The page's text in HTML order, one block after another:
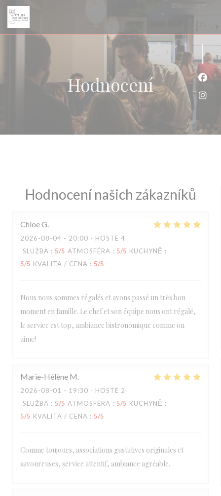
Panel pro správu cookies
Hodnocení
Hodnocení našich zákazníků
ChloeG
2026-08-04 - 20:00 - HOSTÉ 4
SLUŽBA : 5/5 ATMOSFÉRA : 5/5 KUCHYNĚ :
5/5 KVALITA / CENA : 5/5
Nous nous sommes régalés et avons passé un très bon
moment en famille. Le chef et son équipe nous ont régalé,
le service est top, ambiance bistronomique comme on
aime!
Marie-Hélène M
2026-08-01 - 19:30 - HOSTÉ 2
SLUŽBA : 5/5 ATMOSFÉRA : 5/5 KUCHYNĚ :
5/5 KVALITA / CENA : 5/5
Comme toujours, associations gustatives originales et
savoureuses, service attentif, ambiance agréable.